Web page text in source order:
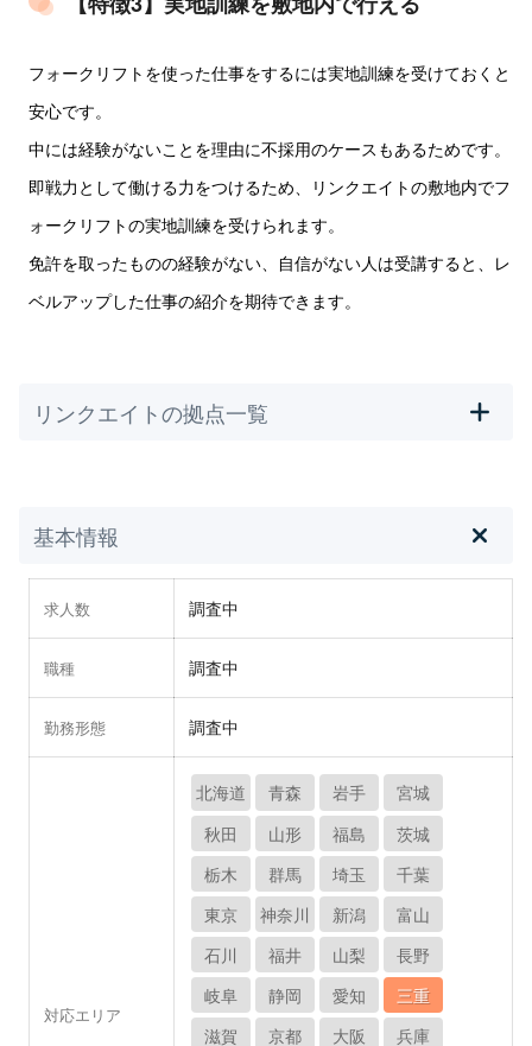
フォークリフトを使った仕事をするには実地訓練を受けておくと
安心です。
中には経験がないことを理由に不採用のケースもあるためです。
即戦力として働ける力をつけるため、リンクエイトの敷地内でフ
ォークリフトの実地訓練を受けられます。
免許を取ったものの経験がない、自信がない人は受講すると、レ
ベルアップした仕事の紹介を期待できます。
リンクエイトの拠点一覧
基本情報
求人数 調査中
職種 調査中
勤務形態 調査中
対応エリア
北海道 青森 岩手
宮城
秋田
山形 福島
茨城
栃木
群馬 埼玉
千葉
東京
神奈川 新潟
富山
石川
福井 山梨
長野
岐阜
静岡 愛知
三重
滋賀
京都 大阪
兵庫